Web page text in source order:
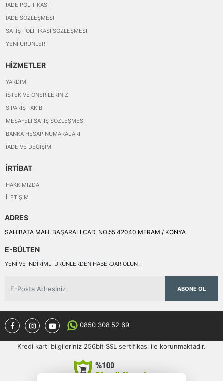
İADE POLITIKASI
İADE SÖZLEŞMESI
SATIŞ POLITIKASI SÖZLEŞMESI
YENI ÜRÜNLER
HİZMETLER
YARDIM
İSTEK VE ÖNERILERINIZ
SIPARIŞ TAKIBI
MESAFELI SATIŞ SÖZLEŞMESI
BANKA HESAP NUMARALARI
İADE VE DEĞIŞIM
İRTİBAT
HAKKIMIZDA
İLETIŞIM
ADRES
SAHİBATA MAH. BAŞARALI CAD. NO:55 42040 MERAM / KONYA
E-BÜLTEN
YENI VE INDIRIMLI ÜRÜNLERDEN HABERDAR OLUN !
ABONE OL
0850 308 52 69
Kredi kartı bilgileriniz 256bit SSL sertifikası ile korunmaktadır.